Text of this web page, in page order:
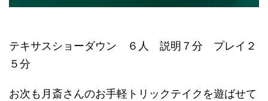
テキサスショーダウン ６人 説明７分 プレイ２
５分
お次も月斎さんのお手軽トリックテイクを遊ばせて